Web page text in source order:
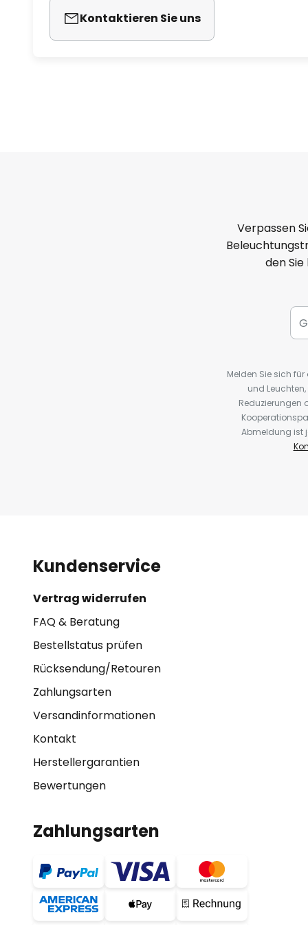
Kontaktieren Sie uns
Verpassen
den
Melden Sie sich
und
Reduzierungen
Abmeldung ist
Kundenservice
Vertrag widerrufen
FAQ & Beratung
Bestellstatus prüfen
Rücksendung/Retouren
Zahlungsarten
Versandinformationen
Kontakt
Herstellergarantien
Bewertungen
Zahlungsarten